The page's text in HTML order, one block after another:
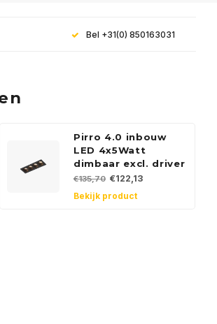
Bel +31(0) 850163031
Pirro 4.0 inbouw
LED 4x5Watt
dimbaar excl. driver
€135,70 €122,13
Bekijk product